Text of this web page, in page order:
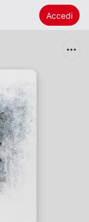
Accedi